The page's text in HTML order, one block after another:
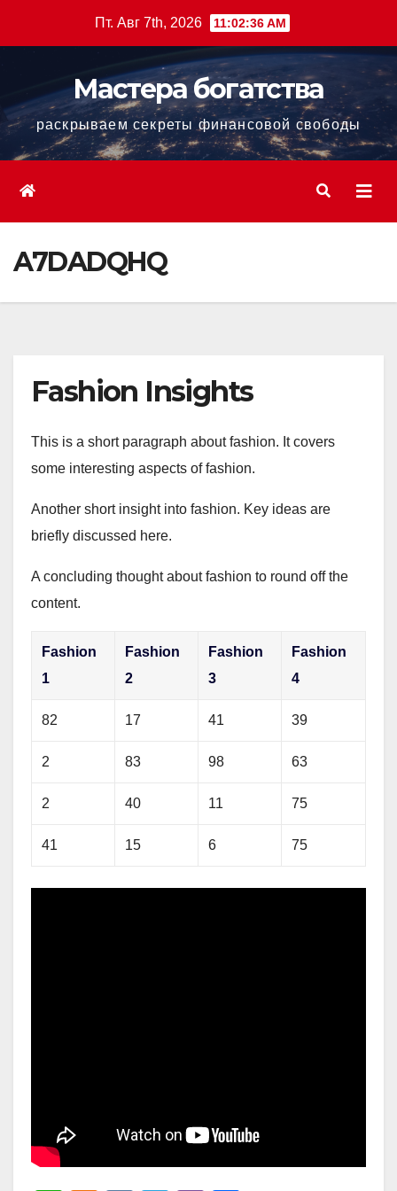
Пт. Авг 7th, 2026 11:02:37 AM
Мастера богатства
раскрываем секреты финансовой свободы
A7DADQHQ
Fashion Insights
This is a short paragraph about fashion. It covers
some interesting aspects of fashion.
Another short insight into fashion. Key ideas are
briefly discussed here.
A concluding thought about fashion to round off the
content.
Fashion
1
Fashion
2
Fashion
3
Fashion
4
82 17 41 39
2 83 98 63
2 40 11 75
41 15 6 75